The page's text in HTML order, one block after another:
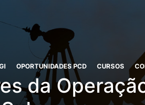
OPORTUNIDADES PCD CURSOS
da